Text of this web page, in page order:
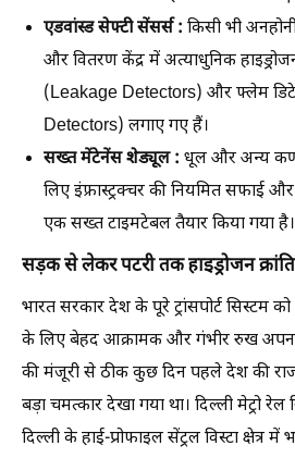
एडवांस्ड सेफ्टी सेंसर्स : किसी भी
और वितरण केंद्र में अत्याधुनिक
(Leakage Detectors) और फ्लेम
Detectors) लगाए गए हैं।
सख्त मेंटेनेंस शेड्यूल : धूल और अन्य
लिए इंफ्रास्ट्रक्चर की नियमित सफाई
एक सख्त टाइमटेबल तैयार किया गया है।
सड़क से लेकर पटरी तक हाइड्रोजन
भारत सरकार देश के पूरे ट्रांसपोर्ट सिस्टम
के लिए बेहद आक्रामक और गंभीर रुख
की मंजूरी से ठीक कुछ दिन पहले देश की
बड़ा चमत्कार देखा गया था। दिल्ली मेट्रो
दिल्ली के हाई-प्रोफाइल सेंट्रल विस्टा क्षेत्र में